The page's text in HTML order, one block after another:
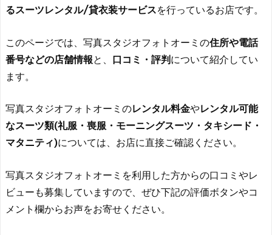
るスーツレンタル/貸衣装サービスを行っているお店です。
このページでは、写真スタジオフォトオーミの住所や電話
番号などの店舗情報と、 口コミ・評判について紹介してい
ます。
写真スタジオフォトオーミのレンタル料金やレンタル可能
なスーツ類(礼服・喪服・モーニングスーツ・タキシード・
マタニティ)については、お店に直接ご確認ください。
写真スタジオフォトオーミを利用した方からの口コミやレ
ビューも募集していますので、ぜひ下記の評価ボタンやコ
メント欄からお声をお寄せください。